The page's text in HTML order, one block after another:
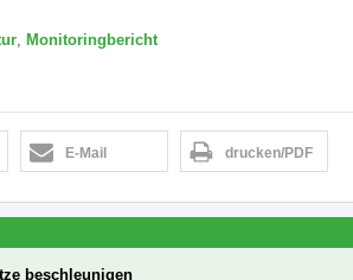
Monitoringbericht
E-Mail drucken/PDF
beschleunigen